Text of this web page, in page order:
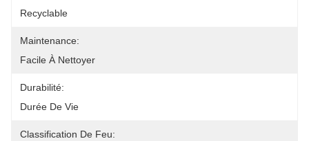
Recyclable
Maintenance:
Facile À Nettoyer
Durabilité:
Durée De Vie
Classification De Feu: